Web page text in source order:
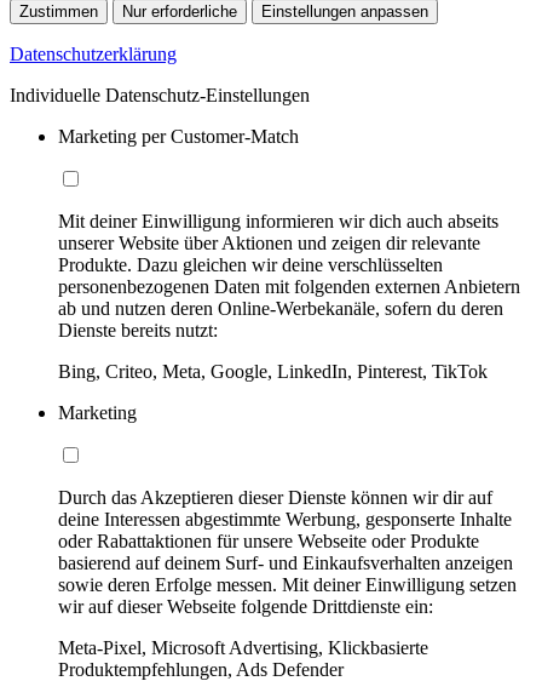
Zustimmen Nur erforderliche Einstellungen anpassen
Datenschutzerklärung
Individuelle Datenschutz-Einstellungen
Marketing per Customer-Match
Mit deiner Einwilligung informieren wir dich auch abseits
unserer Website über Aktionen und zeigen dir relevante
Produkte. Dazu gleichen wir deine verschlüsselten
personenbezogenen Daten mit folgenden externen Anbietern
ab und nutzen deren Online-Werbekanäle, sofern du deren
Dienste bereits nutzt:
Bing, Criteo, Meta, Google, LinkedIn, Pinterest, TikTok
Marketing
Durch das Akzeptieren dieser Dienste können wir dir auf
deine Interessen abgestimmte Werbung, gesponserte Inhalte
oder Rabattaktionen für unsere Webseite oder Produkte
basierend auf deinem Surf- und Einkaufsverhalten anzeigen
sowie deren Erfolge messen. Mit deiner Einwilligung setzen
wir auf dieser Webseite folgende Drittdienste ein:
Meta-Pixel, Microsoft Advertising, Klickbasierte
Produktempfehlungen, Ads Defender